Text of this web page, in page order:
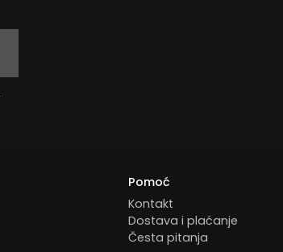
Pomoć
Kontakt
Dostava i plaćanje
Česta pitanja